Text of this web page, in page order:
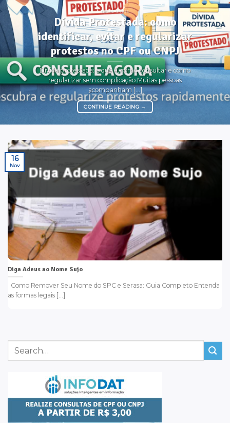
DICAS ÚTEIS
Dívida Protestada: como
identificar, evitar e regularizar
protestos no CPF ou CNPJ
Dívida protestada: o que é, como consultar e como
regularizar sem complicação Muitas pessoas
acompanham [...]
CONTINUE READING →
Diga Adeus ao Nome Sujo
Como Remover Seu Nome do SPC e Serasa: Guia Completo Entenda
as formas legais [...]
16
Nov